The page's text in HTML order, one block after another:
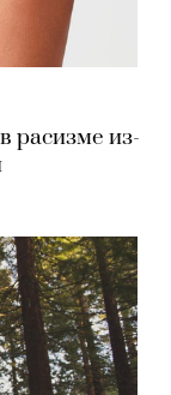
расизме из-